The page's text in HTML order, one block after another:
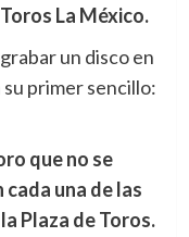
La México.
un disco en
primer sencillo:
que no se
una de las
Plaza de Toros.